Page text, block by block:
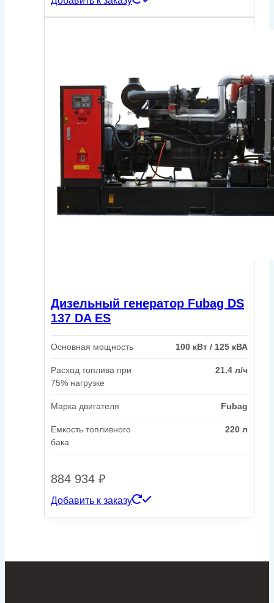
Дизельный генератор Fubag DS
137 DA ES
Основная мощность 100 кВт / 125 кВА
Расход топлива при
75% нагрузке
21.4 л/ч
Марка двигателя Fubag
Емкость топливного
бака
220 л
884 934 ₽
Добавить к заказу